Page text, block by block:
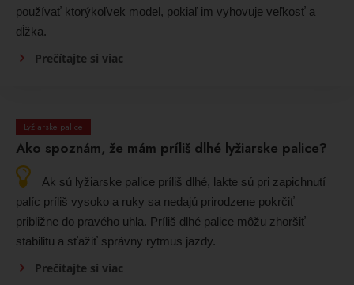
používať ktorýkoľvek model, pokiaľ im vyhovuje veľkosť a
dĺžka.
Prečítajte si viac
Lyžiarske palice
Ako spoznám, že mám príliš dlhé lyžiarske palice?
Ak sú lyžiarske palice príliš dlhé, lakte sú pri zapichnutí
palíc príliš vysoko a ruky sa nedajú prirodzene pokrčiť
približne do pravého uhla. Príliš dlhé palice môžu zhoršiť
stabilitu a sťažiť správny rytmus jazdy.
Prečítajte si viac